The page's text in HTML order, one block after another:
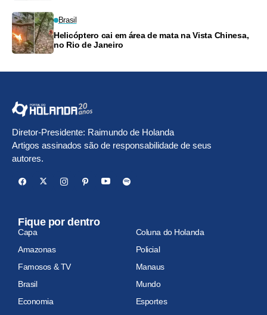
Brasil
Helicóptero cai em área de mata na Vista Chinesa,
no Rio de Janeiro
Diretor-Presidente: Raimundo de Holanda
Artigos assinados são de responsabilidade de seus
autores.
Fique por dentro
Capa
Coluna do Holanda
Amazonas
Policial
Famosos & TV
Manaus
Brasil
Mundo
Economia
Esportes